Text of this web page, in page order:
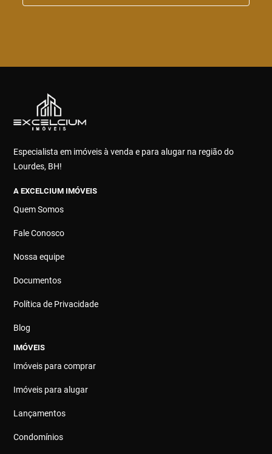
Especialista em imóveis à venda e para alugar na região do
Lourdes, BH!
A EXCELCIUM IMÓVEIS
Quem Somos
Fale Conosco
Nossa equipe
Documentos
Política de Privacidade
Blog
IMÓVEIS
Imóveis para comprar
Imóveis para alugar
Lançamentos
Condomínios